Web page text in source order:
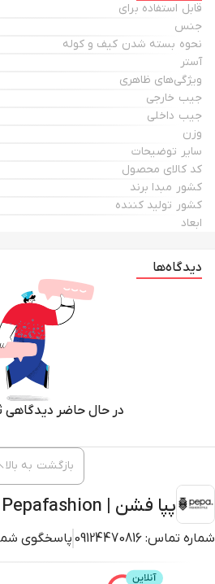
قابل استفاده برای
جنس
نحوه بسته شدن کیف و کوله
آستر
ویژگی‌های ظاهری
جیب خارجی
جیب داخلی
وزن
سایر توضیحات
کد کالای محصول
کشور مبدا برند
کشور تولید کننده
ابعاد
دیدگاه‌ها
در حال حاضر
پپا فشن | Pepafashion
شماره تماس: 09124470816 پاسخگوی
بازگشت به بالا